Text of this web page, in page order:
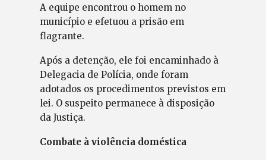
A equipe encontrou o homem no
município e efetuou a prisão em
flagrante.
Após a detenção, ele foi encaminhado à
Delegacia de Polícia, onde foram
adotados os procedimentos previstos em
lei. O suspeito permanece à disposição
da Justiça.
Combate à violência doméstica